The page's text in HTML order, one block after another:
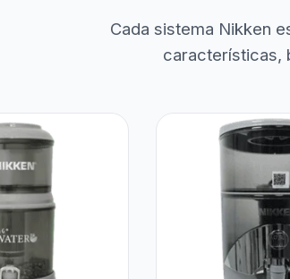
Cada sistema Nikken
características,